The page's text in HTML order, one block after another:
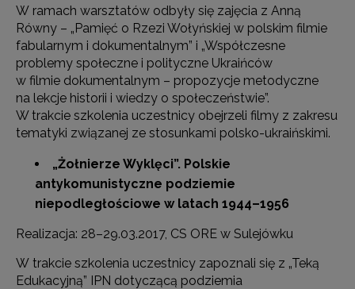
W ramach warsztatów odbyły się zajęcia z Anną
Równy – „Pamięć o Rzezi Wołyńskiej w polskim filmie
fabularnym i dokumentalnym” i „Współczesne
problemy społeczne i polityczne Ukraińców
w filmie dokumentalnym – propozycje metodyczne
na lekcje historii i wiedzy o społeczeństwie”.
W trakcie szkolenia uczestnicy obejrzeli filmy z zakresu
tematyki związanej ze stosunkami polsko-ukraińskimi.
„Żołnierze Wyklęci”. Polskie
antykomunistyczne podziemie
niepodległościowe w latach 1944–1956
Realizacja: 28–29.03.2017, CS ORE w Sulejówku
W trakcie szkolenia uczestnicy zapoznali się z „Teką
Edukacyjną” IPN dotyczącą podziemia